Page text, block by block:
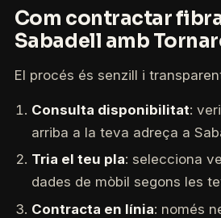
Com contractar
Sabadell amb
El procés és senzill i
Consulta disponibilitat:
arriba a la teva adreça a
Tria el teu pla: selecciona
dades de mòbil segons les
Contracta en línia: només